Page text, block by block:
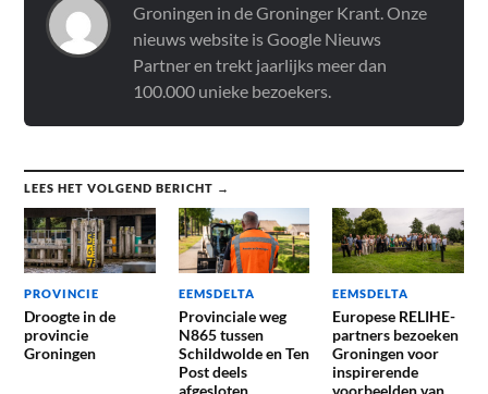
Groningen in de Groninger Krant. Onze
nieuws website is Google Nieuws
Partner en trekt jaarlijks meer dan
100.000 unieke bezoekers.
LEES HET VOLGEND BERICHT →
PROVINCIE
Droogte in de
provincie
Groningen
EEMSDELTA
Provinciale weg
N865 tussen
Schildwolde en Ten
Post deels
afgesloten
EEMSDELTA
Europese RELIHE-
partners bezoeken
Groningen voor
inspirerende
voorbeelden van